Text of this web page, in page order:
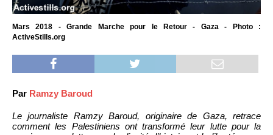
Mars 2018 - Grande Marche pour le Retour - Gaza - Photo :
ActiveStills.org
Par Ramzy Baroud
Le journaliste Ramzy Baroud, originaire de Gaza, retrace
comment les Palestiniens ont transformé leur lutte pour la